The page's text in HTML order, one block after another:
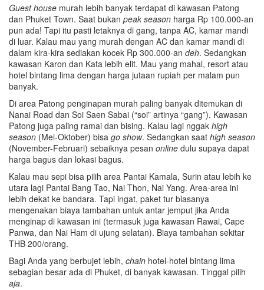
Guest house murah lebih banyak terdapat di kawasan Patong
dan Phuket Town. Saat bukan peak season harga Rp 100.000-an
pun ada! Tapi itu pasti letaknya di gang, tanpa AC, kamar mandi
di luar. Kalau mau yang murah dengan AC dan kamar mandi di
dalam kira-kira sediakan kocek Rp 300.000-an deh. Sedangkan
kawasan Karon dan Kata lebih elit. Mau yang mahal, resort atau
hotel bintang lima dengan harga jutaan rupiah per malam pun
banyak.
Di area Patong penginapan murah paling banyak ditemukan di
Nanai Road dan Soi Saen Sabai (“soi” artinya “gang”). Kawasan
Patong juga paling ramai dan bising. Kalau lagi nggak high
season (Mei-Oktober) bisa go show. Sedangkan saat high season
(November-Februari) sebaiknya pesan online dulu supaya dapat
harga bagus dan lokasi bagus.
Kalau mau sepi bisa pilih area Pantai Kamala, Surin atau lebih ke
utara lagi Pantai Bang Tao, Nai Thon, Nai Yang. Area-area ini
lebih dekat ke bandara. Tapi ingat, paket tur biasanya
mengenakan biaya tambahan untuk antar jemput jika Anda
menginap di kawasan ini (termasuk juga kawasan Rawai, Cape
Panwa, dan Nai Ham di ujung selatan). Biaya tambahan sekitar
THB 200/orang.
Bagi Anda yang berbujet lebih, chain hotel-hotel bintang lima
sebagian besar ada di Phuket, di banyak kawasan. Tinggal pilih
aja.